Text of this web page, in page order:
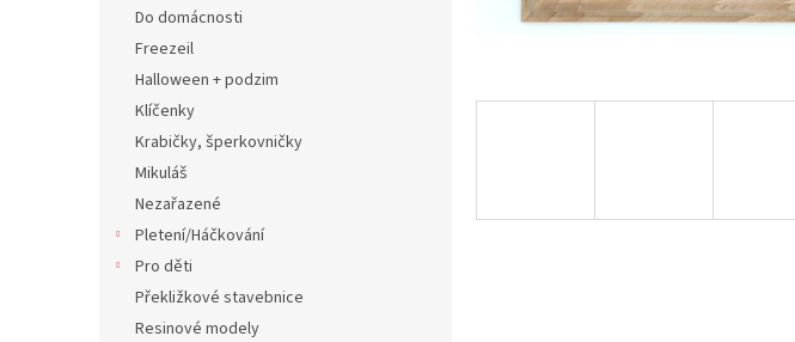
Do domácnosti
Freezeil
Halloween + podzim
Klíčenky
Krabičky, šperkovničky
Mikuláš
Nezařazené
Pletení/Háčkování
Pro děti
Překližkové stavebnice
Resinové modely